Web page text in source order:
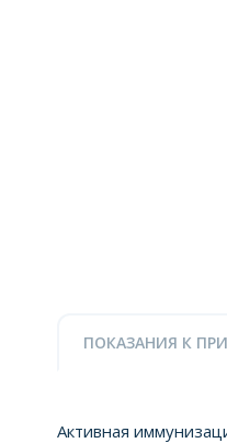
ПОКАЗАНИЯ К
Активная